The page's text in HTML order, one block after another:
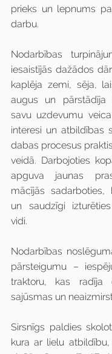
prieks un lepnums
darbu.
Nodarbības
iesaistījās dažādos
kaplēja zemi, sēja,
augus un pārstādīja
savu uzdevumu
interesi un atbildības
dabas procesus
veidā. Darbojoties
apguva jaunas
mācījās sadarboties,
un saudzīgi
vidi.
Nodarbības
pārsteigumu –
traktoru, kas radīja
sajūsmas un
Sirsnīgs paldies
kura ar lielu